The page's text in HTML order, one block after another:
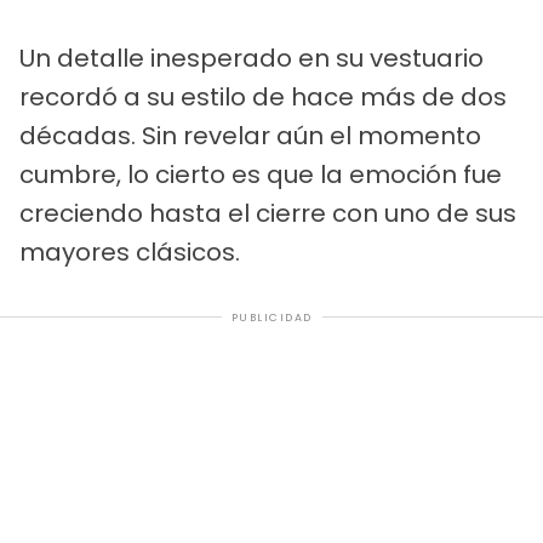
Un detalle inesperado en su vestuario
recordó a su estilo de hace más de dos
décadas. Sin revelar aún el momento
cumbre, lo cierto es que la emoción fue
creciendo hasta el cierre con uno de sus
mayores clásicos.
PUBLICIDAD